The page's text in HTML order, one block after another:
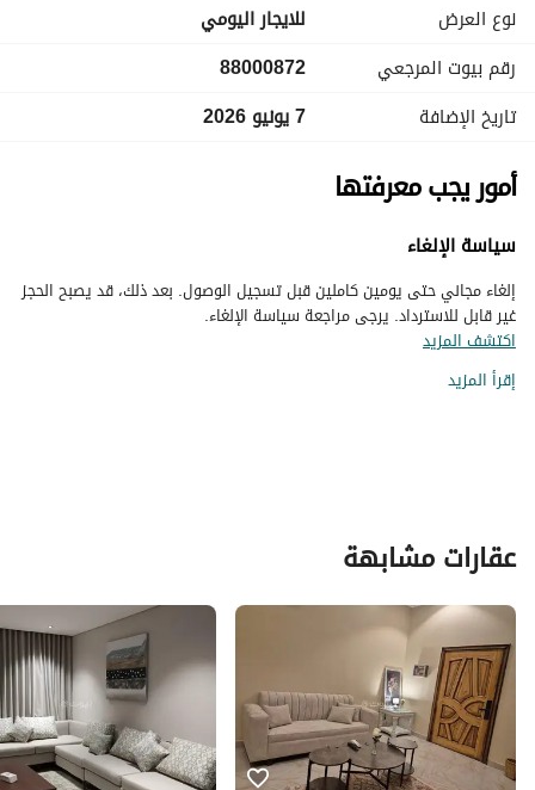
نوع العرض
للايجار اليومي
رقم بيوت المرجعي
88000872
تاريخ الإضافة
7 يونيو 2026
أمور يجب معرفتها
سياسة الإلغاء
إلغاء مجاني حتى يومين كاملين قبل تسجيل الوصول. بعد ذلك، قد يصبح الحجز
غير قابل للاسترداد. يرجى مراجعة سياسة الإلغاء.
اكتشف المزيد
إقرأ المزيد
عقارات مشابهة